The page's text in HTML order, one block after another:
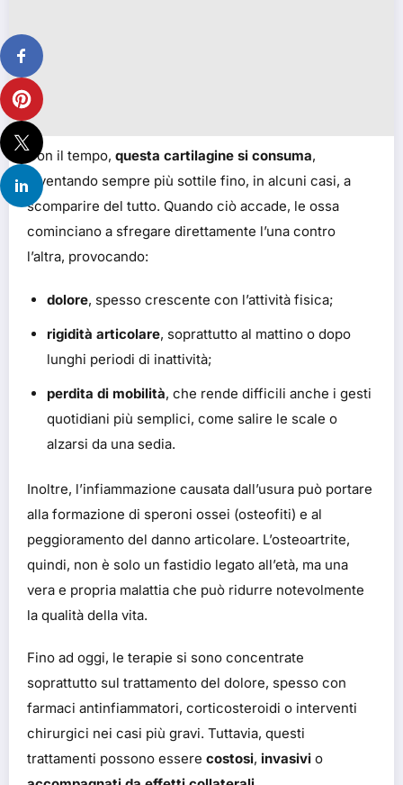
Con il tempo, questa cartilagine si consuma,
diventando sempre più sottile fino, in alcuni casi, a
scomparire del tutto. Quando ciò accade, le ossa
cominciano a sfregare direttamente l’una contro
l’altra, provocando:
dolore, spesso crescente con l’attività fisica;
rigidità articolare, soprattutto al mattino o dopo
lunghi periodi di inattività;
perdita di mobilità, che rende difficili anche i gesti
quotidiani più semplici, come salire le scale o
alzarsi da una sedia.
Inoltre, l’infiammazione causata dall’usura può portare
alla formazione di speroni ossei (osteofiti) e al
peggioramento del danno articolare. L’osteoartrite,
quindi, non è solo un fastidio legato all’età, ma una
vera e propria malattia che può ridurre notevolmente
la qualità della vita.
Fino ad oggi, le terapie si sono concentrate
soprattutto sul trattamento del dolore, spesso con
farmaci antinfiammatori, corticosteroidi o interventi
chirurgici nei casi più gravi. Tuttavia, questi
trattamenti possono essere costosi, invasivi o